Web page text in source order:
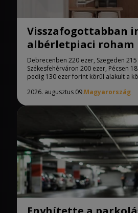
Visszafogottabban
albérletpiaci roham
Debrecenben 220 ezer, Szegeden
Székesfehérváron 200 ezer, Pécsen
pedig 130 ezer forint körül alakult a
2026. augusztus 09.Magyarország